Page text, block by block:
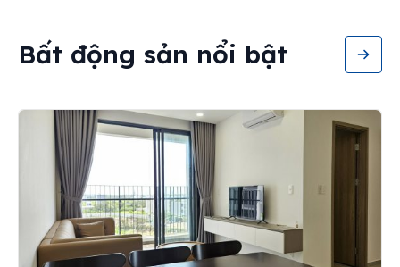
Bất động sản nổi bật